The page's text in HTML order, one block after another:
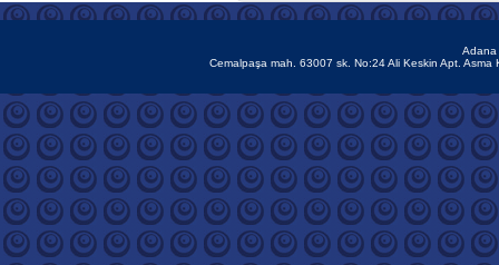
Adana
Cemalpaşa mah. 63007 sk. No:24 Ali Keskin Apt.